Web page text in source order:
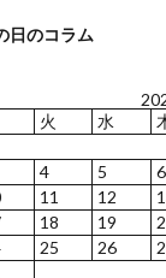
日のコラム
火 水
4 5 6
11 12
18 19
25 26